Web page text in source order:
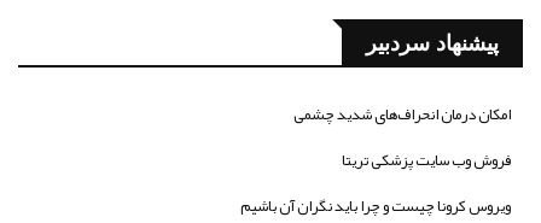
پیشنهاد سردبیر
امکان درمان انحراف‌های شدید چشمی
فروش وب سایت پزشکی تریتا
ویروس کرونا چیست و چرا باید نگران آن باشیم